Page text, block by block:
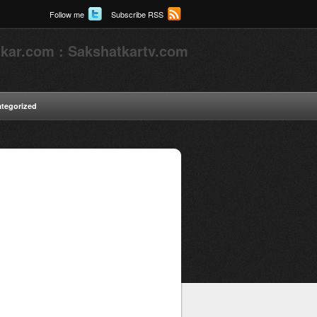
Follow me Subscribe RSS
: Sakshatkartv.com